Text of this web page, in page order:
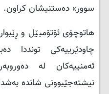
سوور» دەستنیشان کراون.
هاتوچۆی ئۆتۆمبێل و
چاودێرییەکی تونددا
نیشتەجێبوونی شاندە